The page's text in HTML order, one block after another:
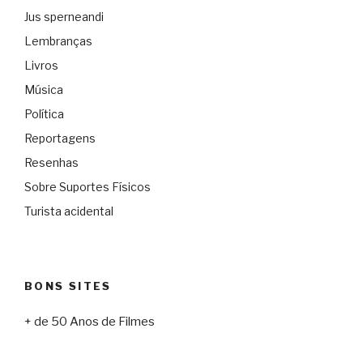
Jus sperneandi
Lembranças
Livros
Música
Política
Reportagens
Resenhas
Sobre Suportes Físicos
Turista acidental
BONS SITES
+ de 50 Anos de Filmes